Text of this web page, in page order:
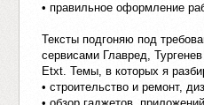
• правильное оформление
Тексты подгоняю под
сервисами Главред,
Etxt. Темы, в которых я
• строительство и ремонт,